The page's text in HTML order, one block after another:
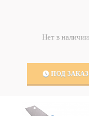
Нет в наличии
ПОД ЗАКАЗ